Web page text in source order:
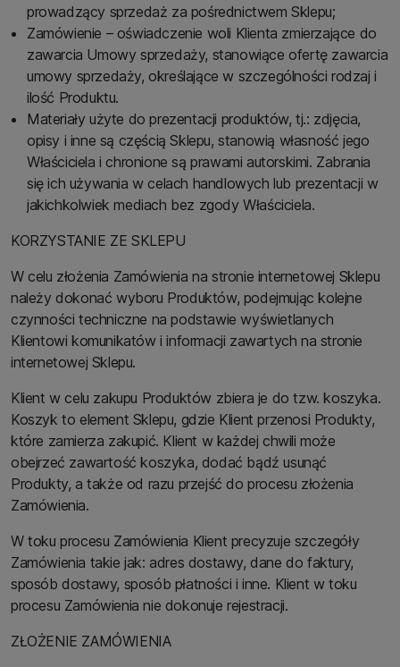
prowadzący sprzedaż za pośrednictwem Sklepu;
Zamówienie – oświadczenie woli Klienta zmierzające do
zawarcia Umowy sprzedaży, stanowiące ofertę zawarcia
umowy sprzedaży, określające w szczególności rodzaj i
ilość Produktu.
Materiały użyte do prezentacji produktów, tj.: zdjęcia,
opisy i inne są częścią Sklepu, stanowią własność jego
Właściciela i chronione są prawami autorskimi. Zabrania
się ich używania w celach handlowych lub prezentacji w
jakichkolwiek mediach bez zgody Właściciela.
KORZYSTANIE ZE SKLEPU
W celu złożenia Zamówienia na stronie internetowej Sklepu
należy dokonać wyboru Produktów, podejmując kolejne
czynności techniczne na podstawie wyświetlanych
Klientowi komunikatów i informacji zawartych na stronie
internetowej Sklepu.
Klient w celu zakupu Produktów zbiera je do tzw. koszyka.
Koszyk to element Sklepu, gdzie Klient przenosi Produkty,
które zamierza zakupić. Klient w każdej chwili może
obejrzeć zawartość koszyka, dodać bądź usunąć
Produkty, a także od razu przejść do procesu złożenia
Zamówienia.
W toku procesu Zamówienia Klient precyzuje szczegóły
Zamówienia takie jak: adres dostawy, dane do faktury,
sposób dostawy, sposób płatności i inne. Klient w toku
procesu Zamówienia nie dokonuje rejestracji.
ZŁOŻENIE ZAMÓWIENIA